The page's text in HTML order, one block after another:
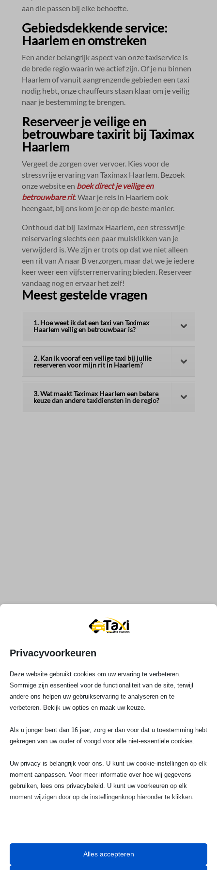
aan die passen bij elke behoefte.​
Gebiedsdekkende service:
Haarlem en omstreken
Een ander belangrijk aspect van onze taxiservice is
de brede regio waarin we actief zijn.​ Of je nu binnen
Haarlem of vanuit aangrenzende gebieden een taxi
nodig hebt, onze chauffeurs staan klaar om je veilig
naar je bestemming te brengen.​
Reserveer je veilige en
betrouwbare taxirit bij Taximax
Haarlem
Vergeet de zorgen over vervoer.​ Kies voor de
stressvrije ervaring van Taximax Haarlem.​ Bezoek
onze website en boek direct je veilige en
betrouwbare rit.​ Waar je reis in Haarlem ook
heengaat, bij ons kom je er op de beste manier.​
Onthoud dat bij Taximax Haarlem, een stressvrije
reiservaring slechts een paar muisklikken van je
verwijderd is.​ We zijn er trots op dat we niet alleen
een rit van A naar B verzorgen, maar dat we je iedere
keer weer een vijfsterrenervaring bieden.​ Reserveer
vandaag nog en ervaar het zelf!
Meest gestelde vragen
1. Hoe weet ik dat een taxi van Taximax
Haarlem veilig en betrouwbaar is?
2. Kan ik vooraf een veilige taxi bij jullie
reserveren voor mijn rit in Haarlem?
3. Wat maakt Taximax Haarlem een betere
keuze dan andere taxidiensten in de regio?

Privacyvoorkeuren
Deze website gebruikt cookies om uw ervaring te verbeteren.
Sommige zijn essentieel voor de functionaliteit van de site, terwijl
andere ons helpen uw gebruikservaring te analyseren en te
verbeteren. Bekijk uw opties en maak uw keuze.
Als u jonger bent dan 16 jaar, zorg er dan voor dat u toestemming hebt
gekregen van uw ouder of voogd voor alle niet-essentiële cookies.
Uw privacy is belangrijk voor ons. U kunt uw cookie-instellingen op elk
moment aanpassen. Voor meer informatie over hoe wij gegevens
gebruiken, lees ons privacybeleid. U kunt uw voorkeuren op elk
moment wijzigen door op de instellingenknop hieronder te klikken.
Alles accepteren